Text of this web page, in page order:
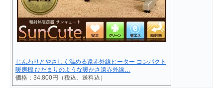
じんわりとやさしく温める遠赤外線ヒーター コンパクト
暖房機 ひだまりのような暖かさ遠赤外線…
価格：34,800円（税込、送料込）